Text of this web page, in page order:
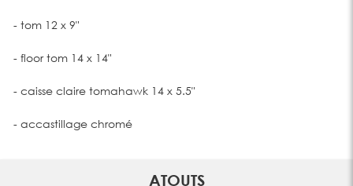
- tom 12 x 9"
- floor tom 14 x 14"
- caisse claire tomahawk 14 x 5.5"
- accastillage chromé
ATOUTS